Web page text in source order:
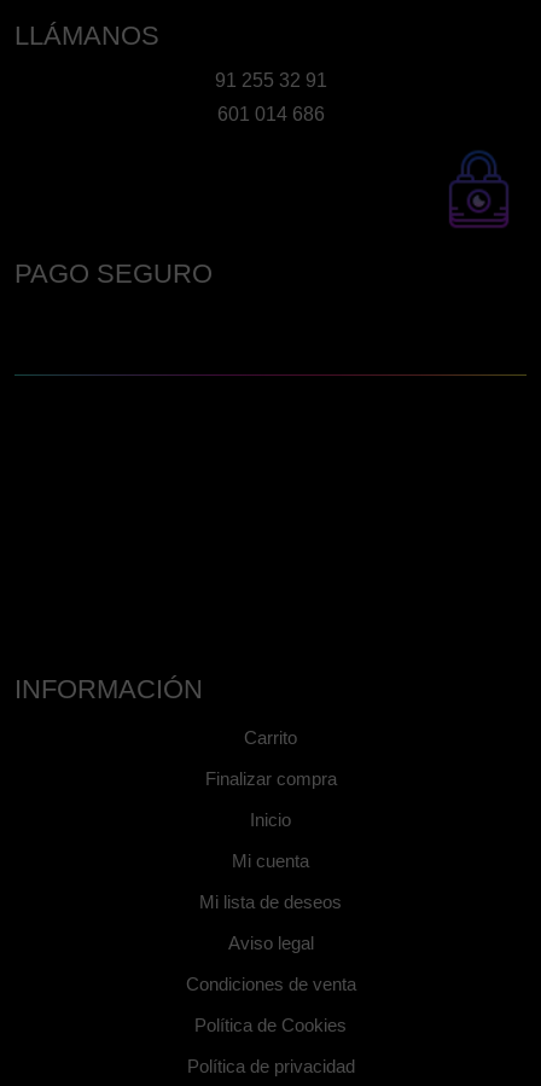
LLÁMANOS
91 255 32 91
601 014 686
PAGO SEGURO
INFORMACIÓN
Carrito
Finalizar compra
Inicio
Mi cuenta
Mi lista de deseos
Aviso legal
Condiciones de venta
Política de Cookies
Política de privacidad